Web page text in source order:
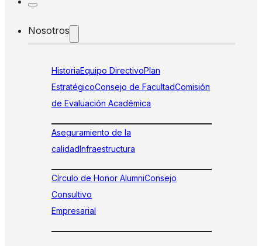
Nosotros
HistoriaEquipo DirectivoPlan
EstratégicoConsejo de FacultadComisión
de Evaluación Académica
Aseguramiento de la
calidadInfraestructura
Círculo de Honor AlumniConsejo
Consultivo
Empresarial